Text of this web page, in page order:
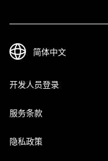
开发人员登录
服务条款
隐私政策